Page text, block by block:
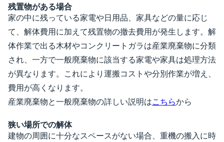
残置物がある場合
家の中に残っている家電や日用品、家具などの量に応じ
て、解体費用に加えて残置物の撤去費用が発生します。解
体作業で出る木材やコンクリートガラは産業廃棄物に分類
され、一方で一般廃棄物に該当する家電や家具は処理方法
が異なります。これにより運搬コストや分別作業が増え、
費用が高くなります。
産業廃棄物と一般廃棄物の詳しい説明はこちらから
狭い場所での解体
建物の周囲に十分なスペースがない場合、重機の搬入に時